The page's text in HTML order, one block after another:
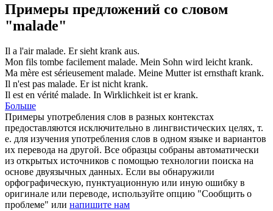
Примеры предложений со словом
"malade"
Il a l'airmalade. Er siehtkrank aus.
Mon fils tombe facilementmalade. Mein Sohn wird leichtkrank.
Ma mère est sérieusementmalade. Meine Mutter ist ernsthaftkrank.
Il n'est pas malade. Er ist nichtkrank.
Il est en vérité malade. In Wirklichkeit ist erkrank.
Больше
Примеры употребления слов в разных контекстах
предоставляются исключительно в лингвистических целях, т.
е. для изучения употребления слов в одном языке и вариантов
их перевода на другой. Все образцы собраны автоматически
из открытых источников с помощью технологии поиска на
основе двуязычных данных. Если вы обнаружили
орфографическую, пунктуационную или иную ошибку в
оригинале или переводе, используйте опцию "Сообщить о
проблеме" или напишите нам